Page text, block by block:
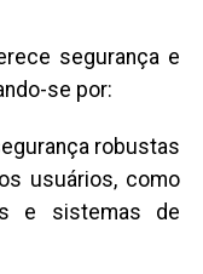
segurança e
se por:
robustas
usuários, como
e sistemas de